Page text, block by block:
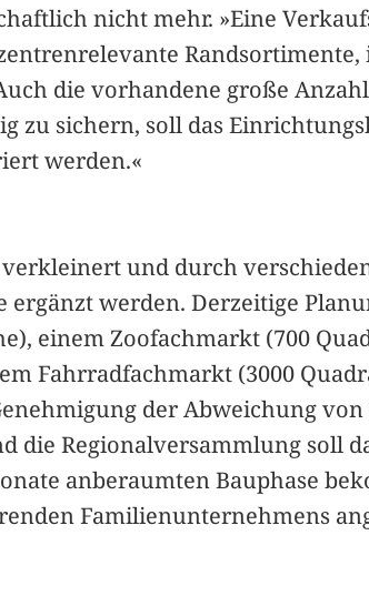
nicht mehr. »Eine
die vorhandene große
sichern, soll das
werden.«
und durch
werden. Derzeitige
einem Zoofachmarkt (700
Fahrradfachmarkt (3000
der Abweichung von
die Regionalversammlung soll
anberaumten Bauphase
Familienunternehmens